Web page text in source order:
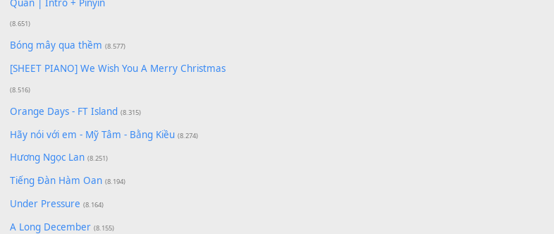
Có Em Đời Bỗng Vui
Cơn Mơ Băng Giá (9.103)
Chờ một tiếng yêu (8.991)
Lãng Quên Chiều Thu | Anh không muốn ra đi |
Qí shí bù xiǎng zǒu - 其实不想走
(8.929)
[SHEET] Ánh Trăng Nói Hộ Lòng Tôi - Mạnh Lệ
Quân | Intro + Pinyin
(8.651)
Bóng mây qua thềm